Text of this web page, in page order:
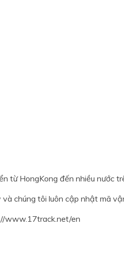
từ HongKong đến nhiều nước
chúng tôi luôn cập nhật mã
www.17track.net/en